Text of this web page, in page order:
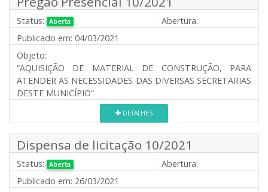
Status: Aberta
Abertura:
Publicado em: 04/03/2021
Objeto:
“AQUISIÇÃO DE MATERIAL DE CONSTRUÇÃO, PARA
ATENDER AS NECESSIDADES DAS DIVERSAS SECRETARIAS
DESTE MUNICÍPIO”
DETALHES
Dispensa de licitação 10/2021
Status: Aberta
Abertura:
Publicado em: 26/03/2021